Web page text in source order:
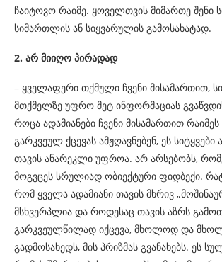
ჩაიტოვო რაიმე. ყოველთვის მიმართე შენი
სიმართლის ან სიყვარულის გამოსახატად.
2. არ მიიღო პირადად
– ყველაფერი თქმული ჩვენი მისამართით,
მთქმელზე უფრო მეტ ინფორმაციას
როცა ადამიანები ჩვენი მისამართით რაიმეს
გარკვეულ ქცევას ამჟღავნებენ, ეს სიტყვები
თავის ანარეკლი უფროა. არ არსებობს,
მოგვცეს სრულიად ობიექტური ფიდბექი.
რომ ყველა ადამიანი თავის მხრივ
მსხვერპლია და როდესაც თავის აზრს
გარკვეულწილად იქცევა, მხოლოდ და
გადმოსახედს, მის პრიზმას გვანახებს. ეს